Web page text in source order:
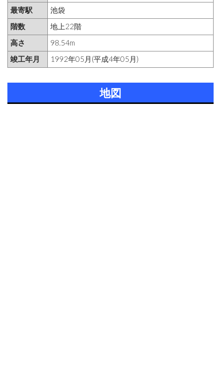
最寄駅
池袋
階数
地上22階
高さ
98.54m
竣工年月
1992年05月(平成4年05月)
地図